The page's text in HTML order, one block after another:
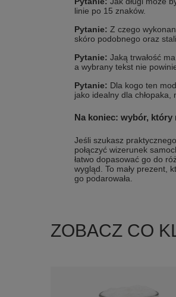
linie po 15 znaków.
Pytanie: Z czego
skóro podobnego oraz stali.
Pytanie: Jaką trwałość
a wybrany tekst nie
Pytanie: Dla kogo ten
jako idealny dla chłopaka,
Na koniec: wybór, który
Jeśli szukasz
połączyć wizerunek
łatwo dopasować go do
wygląd. To mały prezent,
go podarowała.
ZOBACZ CO